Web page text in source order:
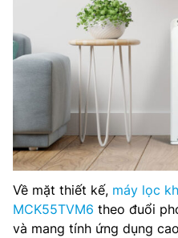
Về mặt thiết kế, máy lọc
MCK55TVM6 theo đuổi
và mang tính ứng dụng